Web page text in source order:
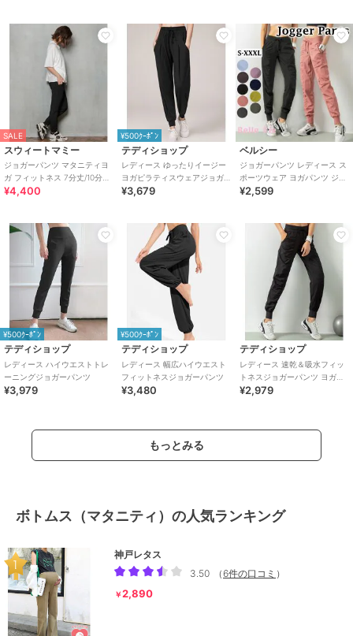
SALE
スウィートマミー
ジョガーパンツ マタニティヨ
ガ フィットネス 7分丈/10分丈
産前産後兼用
¥4,400
¥500ｸｰﾎﾟﾝ
テディショップ
レディース ゆったりイージー
ヨガピラティスウェアジョガ
ーパンツ
¥3,679
ベルシー
ジョガーパンツ レディース ス
ポーツウェア ヨガパンツ ジム
ウェア ナイロンパンツ 大きい
¥2,599
¥500ｸｰﾎﾟﾝ
テディショップ
レディース ハイウエストトレ
ーニングジョガーパンツ
¥3,979
¥500ｸｰﾎﾟﾝ
テディショップ
レディース 幅広ハイウエスト
フィットネスジョガーパンツ
¥3,480
テディショップ
レディース 速乾＆吸水フィッ
トネスジョガーパンツ ヨガウ
ェア
¥2,979
もっとみる
ボトムス（マタニティ）の人気ランキング
神戸レタス
3.50
（6件の口コミ ）
￥2,890